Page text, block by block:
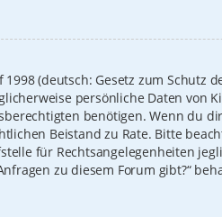
1998 (deutsch: Gesetz zum
persönliche Daten von
benötigen. Wenn du
Beistand zu Rate. Bitte
für Rechtsangelegenheiten
zu diesem Forum gibt?“